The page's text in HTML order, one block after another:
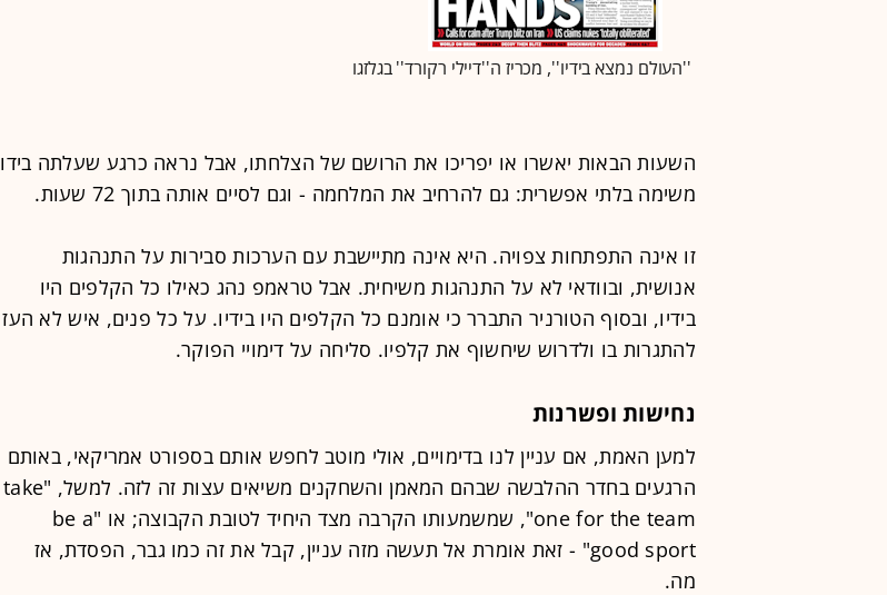
''העולם נמצא בידיו'', מכריז ה''דיילי רקורד'' בגלזגו
השעות הבאות יאשרו או יפריכו את הרושם של הצלחתו, אבל נראה כרגע שעלתה בידו
משימה בלתי אפשרית: גם להרחיב את המלחמה - וגם לסיים אותה בתוך 72 שעות.
זו אינה התפתחות צפויה. היא אינה מתיישבת עם הערכות סבירות על התנהגות
אנושית, ובוודאי לא על התנהגות משיחית. אבל טראמפ נהג כאילו כל הקלפים היו
בידיו, ובסוף הטורניר התברר כי אומנם כל הקלפים היו בידיו. על כל פנים, איש לא העז
להתגרות בו ולדרוש שיחשוף את קלפיו. סליחה על דימויי הפוקר.
נחישות ופשרנות
למען האמת, אם עניין לנו בדימויים, אולי מוטב לחפש אותם בספורט אמריקאי, באותם
הרגעים בחדר ההלבשה שבהם המאמן והשחקנים משיאים עצות זה לזה. למשל, "take
one for the team", שמשמעותו הקרבה מצד היחיד לטובת הקבוצה; או "be a
good sport" -
זאת אומרת אל תעשה מזה עניין, קבל את זה כמו גבר, הפסדת, אז
מה.